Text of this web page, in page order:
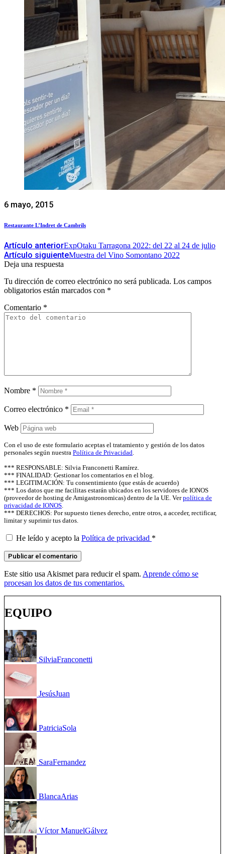
6 mayo, 2015
Restaurante L’Indret de Cambrils
Artículo anteriorExpOtaku Tarragona 2022: del 22 al 24 de julio
Artículo siguienteMuestra del Vino Somontano 2022
Deja una respuesta
Tu dirección de correo electrónico no será publicada. Los campos
obligatorios están marcados con *
Comentario *
Nombre *
Correo electrónico *
Web
Con el uso de este formulario aceptas el tratamiento y gestión de los datos
personales según nuestra Política de Privacidad.
*** RESPONSABLE: Silvia Franconetti Ramírez.
*** FINALIDAD: Gestionar los comentarios en el blog.
*** LEGITIMACIÓN: Tu consentimiento (que estás de acuerdo)
*** Los datos que me facilitas estarán ubicados en los servidores de IONOS
(proveedor de hosting de Amigastronomicas) dentro de la UE. Verpolítica de
privacidad de IONOS.
*** DERECHOS: Por supuesto tienes derecho, entre otros, a acceder, rectificar,
limitar y suprimir tus datos.
He leído y acepto la Política de privacidad *
Este sitio usa Akismet para reducir el spam. Aprende cómo se
procesan los datos de tus comentarios.
EQUIPO
SilviaFranconetti
JesúsJuan
PatriciaSola
SaraFernandez
BlancaArias
Víctor ManuelGálvez